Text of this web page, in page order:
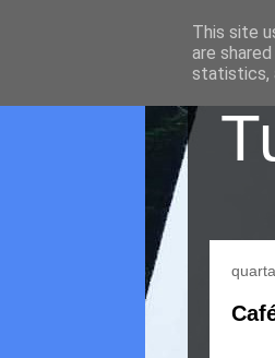
This site
are
statistics,